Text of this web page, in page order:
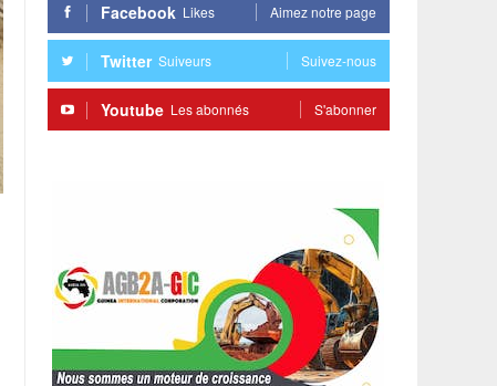
Facebook Likes Aimez notre page
Twitter Suiveurs Suivez-nous
Youtube Les abonnés S'abonner